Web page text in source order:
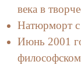
века в
Натюрморт
Июнь 2001
философском